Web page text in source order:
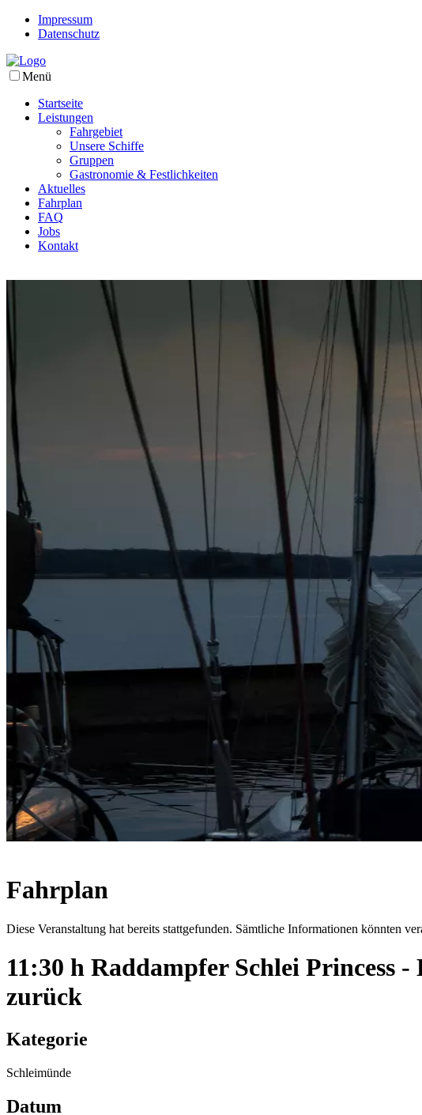
Impressum
Datenschutz
Menü
Startseite
Leistungen
Fahrgebiet
Unsere Schiffe
Gruppen
Gastronomie & Festlichkeiten
Aktuelles
Fahrplan
FAQ
Jobs
Kontakt
Fahrplan
Diese Veranstaltung hat bereits stattgefunden. Sämtliche Informationen könnten
11:30 h Raddampfer Schlei Princess
zurück
Kategorie
Schleimünde
Datum